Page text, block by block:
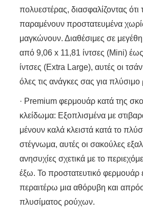
πολυεστέρας, διασφαλίζοντας
παραμένουν προστατευμένα
μαγκώνουν. Διαθέσιμες σε
από 9,06 x 11,81 ίντσες (Mini)
ίντσες (Extra Large), αυτές οι
όλες τις ανάγκες σας για
· Premium φερμουάρ κατά της
κλείδωμα: Εξοπλισμένα με
μένουν καλά κλειστά κατά το
στέγνωμα, αυτές οι σακούλες
ανησυχίες σχετικά με το
έξω. Το προστατευτικό φερμουάρ
περαιτέρω μια αθόρυβη και
πλυσίματος ρούχων.